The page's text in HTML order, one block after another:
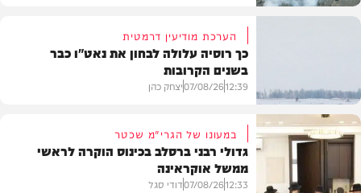
הערכת מודיעין דרמטית
כך רוסיה עלולה לבחון את נאט"ו כבר
בשנים הקרובות
12:39
07/08/26יצחק כהן
במעונו של הגרי"מ שכטר
גדולי רבני ברסלב בכינוס הוקרה לראשי
ממשל אוקראינה
12:33
07/08/26דודי סגל